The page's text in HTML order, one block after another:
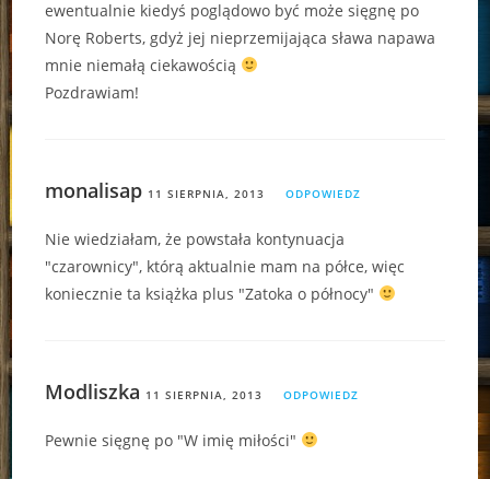
ewentualnie kiedyś poglądowo być może sięgnę po
Norę Roberts, gdyż jej nieprzemijająca sława napawa
mnie niemałą ciekawością
Pozdrawiam!
monalisap 11 SIERPNIA, 2013 ODPOWIEDZ
Nie wiedziałam, że powstała kontynuacja
"czarownicy", którą aktualnie mam na półce, więc
koniecznie ta książka plus "Zatoka o północy"
Modliszka 11 SIERPNIA, 2013 ODPOWIEDZ
Pewnie sięgnę po "W imię miłości"